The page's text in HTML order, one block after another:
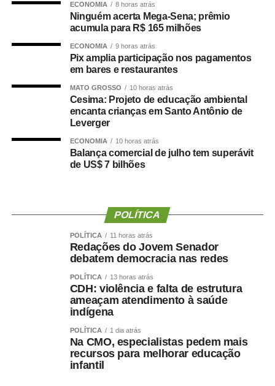
deputada estadual Janaina Riva (MDB) e o deputado
federal José Medeiros (PL), que disputarão as vagas ao
direção nacional do Partido Liberal, presidida por
Valdemar Costa Neto.
O presidente estadual do PL, Ananias Filho, confirmou
que a legenda aprovou a indicação de Marcelo Maluf
para a vaga de vice-governador.
Chapas proporcionais
dos Deputados e na Assembleia Legislativa de Mato
Candidatos a deputado federal:
A Carequinha
Delegado Sérgio
Caio Cordeiro
Doutora Débora
Professor Haroldo
Cabo Menegatti
ECONOMIA 8 horas atrás
Ninguém acerta Mega-Sena; prêmio
acumula para R$ 165 milhões
ECONOMIA 9 horas atrás
Pix amplia participação nos pagamentos
em bares e restaurantes
MATO GROSSO 10 horas atrás
Cesima: Projeto de educação ambiental
encanta crianças em Santo Antônio de
Leverger
ECONOMIA 10 horas atrás
Balança comercial de julho tem superávit
de US$ 7 bilhões
POLÍTICA
POLÍTICA 11 horas atrás
Redações do Jovem Senador
debatem democracia nas redes
POLÍTICA 13 horas atrás
CDH: violência e falta de estrutura
ameaçam atendimento à saúde
indígena
POLÍTICA 1 dia atrás
Na CMO, especialistas pedem mais
recursos para melhorar educação
infantil